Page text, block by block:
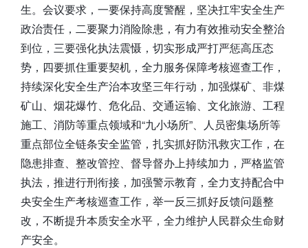
生。会议要求，一要保持高度警醒，坚决扛牢安全生产
政治责任，二要聚力消险除患，有力有效推动安全整治
到位，三要强化执法震慑，切实形成严打严惩高压态
势，四要抓住重要契机，全力服务保障考核巡查工作，
持续深化安全生产治本攻坚三年行动，加强煤矿、非煤
矿山、烟花爆竹、危化品、交通运输、文化旅游、工程
施工、消防等重点领域和“九小场所”、人员密集场所等
重点部位全链条安全监管，扎实抓好防汛救灾工作，在
隐患排查、整改管控、督导督办上持续加力，严格监管
执法，推进行刑衔接，加强警示教育，全力支持配合中
央安全生产考核巡查工作，举一反三抓好反馈问题整
改，不断提升本质安全水平，全力维护人民群众生命财
产安全。